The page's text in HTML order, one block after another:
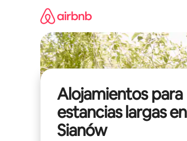
Alojamientos para
estancias largas en
Sianów